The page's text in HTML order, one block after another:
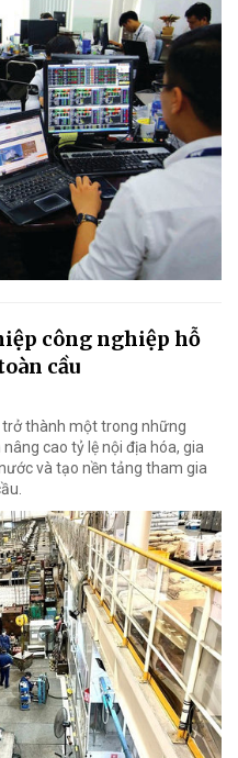
công nghiệp hỗ
cầu
trở thành một trong những
cao tỷ lệ nội địa hóa, gia
và tạo nền tảng tham gia